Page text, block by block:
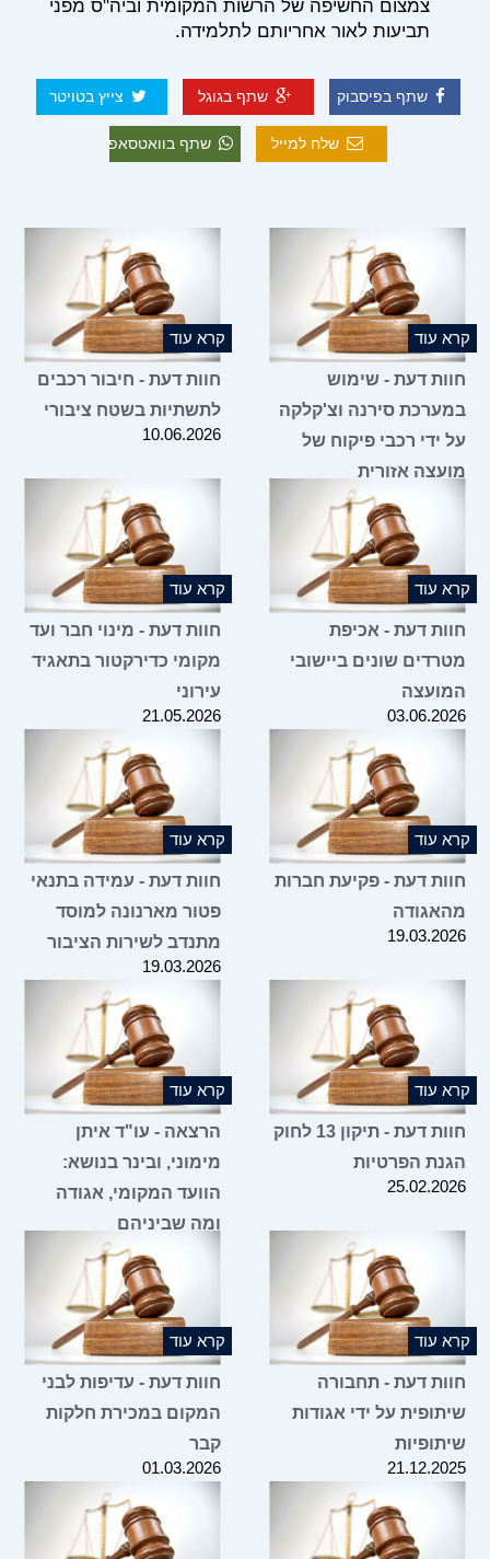
צמצום החשיפה של הרשות המקומית וביה"ס מפני
תביעות לאור אחריותם לתלמידה.
שתף בפיסבוק שתף בגוגל צייץ בטויטר
שלח למייל שתף בוואטסאפ
קרא עוד
חוות דעת - שימוש
במערכת סירנה וצ'קלקה
על ידי רכבי פיקוח של
מועצה אזורית
קרא עוד
חוות דעת - חיבור רכבים
לתשתיות בשטח ציבורי
10.06.2026
קרא עוד
חוות דעת - אכיפת
מטרדים שונים ביישובי
המועצה
03.06.2026
קרא עוד
חוות דעת - מינוי חבר ועד
מקומי כדירקטור בתאגיד
עירוני
21.05.2026
קרא עוד
חוות דעת - פקיעת חברות
מהאגודה
19.03.2026
קרא עוד
חוות דעת - עמידה בתנאי
פטור מארנונה למוסד
מתנדב לשירות הציבור
19.03.2026
קרא עוד
חוות דעת - תיקון 13 לחוק
הגנת הפרטיות
25.02.2026
קרא עוד
הרצאה - עו"ד איתן
מימוני, ובינר בנושא:
הוועד המקומי, אגודה
ומה שביניהם
קרא עוד
חוות דעת - תחבורה
שיתופית על ידי אגודות
שיתופיות
21.12.2025
קרא עוד
חוות דעת - עדיפות לבני
המקום במכירת חלקות
קבר
01.03.2026